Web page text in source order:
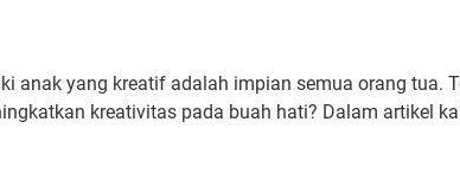
anak yang kreatif adalah impian semua orang tua.
kreativitas pada buah hati? Dalam artikel